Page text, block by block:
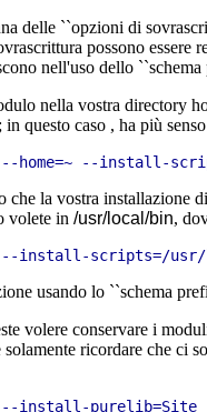
delle ``opzioni di
possono
nell'uso dello ``schema
nella vostra directory
; in questo caso , ha più
che la vostra installazione
volete in /usr/local/bin,
usando lo ``schema
volere conservare i
ricordare che ci